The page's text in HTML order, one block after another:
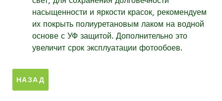
насыщенности и яркости красок, рекомендуем
их покрыть полиуретановым лаком на водной
основе с УФ защитой. Дополнительно это
увеличит срок эксплуатации фотообоев.